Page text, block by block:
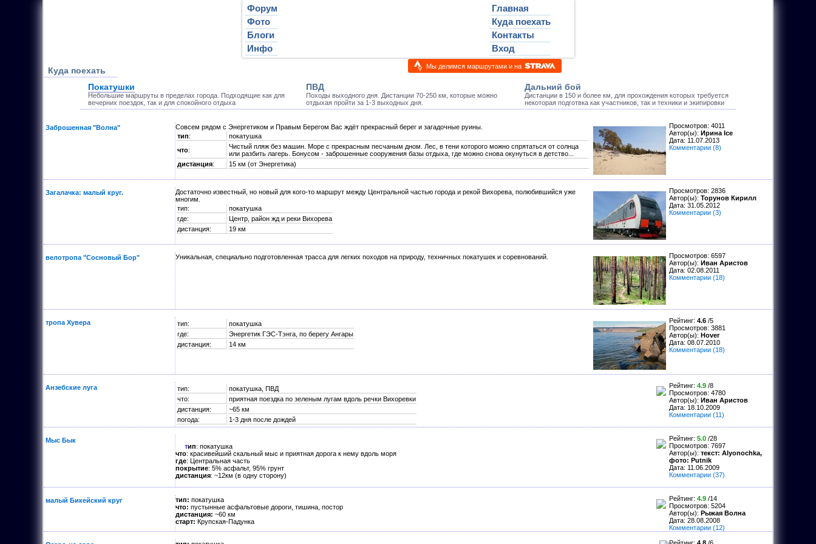
Форум
Фото
Блоги
Инфо
Главная
Куда поехать
Контакты
Вход
Куда поехать
Покатушки
Небольшие маршруты в пределах города. Подходящие как для
вечерних поездок, так и для спокойного отдыха
ПВД
Походы выходного дня. Дистанции 70-250 км, которые можно
отдыхая пройти за 1-3 выходных дня.
Дальний бой
Дистанции в 150 и более км, для прохождения которых требуется
некоторая подготвка как участников, так и техники и экипировки
Заброшенная "Волна"
Совсем рядом с Энергетиком и Правым Берегом Вас ждёт прекрасный берег и загадочные руины.
тип:
покатушка
что:
Чистый пляж без машин. Море с прекрасным песчаным дном. Лес, в тени которого можно спрятаться от солнца
или разбить лагерь. Бонусом - заброшенные сооружения базы отдыха, где можно снова окунуться в детство...
дистанция: 15 км (от Энергетика)
Просмотров: 4011
Автор(ы): Ирина Ice
Дата: 11.07.2013
Комментарии (8)
Загалачка: малый круг.
Достаточно известный, но новый для кого-то маршрут между Центральной частью города и рекой Вихорева, полюбившийся уже
многим.
тип:
покатушка
где:
Центр, район жд и реки Вихорева
дистанция:
19 км
Просмотров: 2836
Автор(ы): Торунов Кирилл
Дата: 31.05.2012
Комментарии (3)
велотропа "Сосновый Бор" Уникальная, специально подготовленная трасса для легких походов на природу, техничных покатушек и соревнований.
Просмотров: 6597
Автор(ы): Иван Аристов
Дата: 02.08.2011
Комментарии (18)
тропа Хувера тип:
покатушка
где:
Энергетик ГЭС-Тэнга, по берегу Ангары
дистанция:
14 км
Рейтинг: 4.6 /5
Просмотров: 3881
Автор(ы): Hover
Дата: 08.07.2010
Комментарии (18)
Анзебские луга тип:
покатушка, ПВД
что:
приятная поездка по зеленым лугам вдоль речки Вихоревки
дистанция:
~65 км
погода:
1-3 дня после дождей
Рейтинг: 4.9 /8
Просмотров: 4780
Автор(ы): Иван Аристов
Дата: 18.10.2009
Комментарии (11)
Мыс Бык
тип: покатушка
что: красивейший скальный мыс и приятная дорога к нему вдоль моря
где: Центральная часть
покрытие: 5% асфальт, 95% грунт
дистанция: ~12км (в одну сторону)
Рейтинг: 5.0 /28
Просмотров: 7697
Автор(ы): текст: Alyonochka,
фото: Putnik
Дата: 11.06.2009
Комментарии (37)
малый Бикейский круг тип: покатушка
что: пустынные асфальтовые дороги, тишина, постор
дистанция: ~60 км
старт: Крупская-Падунка
Рейтинг: 4.9 /14
Просмотров: 5204
Автор(ы): Рыжая Волна
Дата: 28.08.2008
Комментарии (12)
Мы делимся маршрутами и на